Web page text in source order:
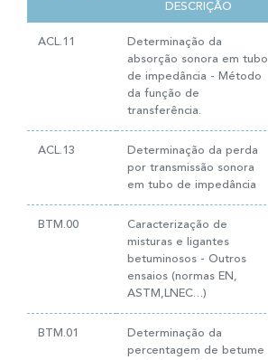
DESCRIÇÃO
ACL.11
Determinação da
absorção sonora em tubo
de impedância - Método
da função de
transferência.
ACL.13
Determinação da perda
por transmissão sonora
em tubo de impedância
BTM.00
Caracterização de
misturas e ligantes
betuminosos - Outros
ensaios (normas EN,
ASTM,LNEC…)
BTM.01
Determinação da
percentagem de betume